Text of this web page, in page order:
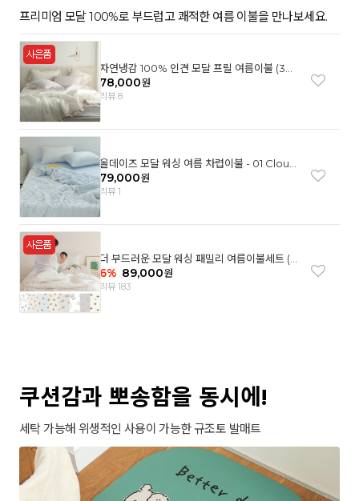
프리미엄 모달 100%로 부드럽고 쾌적한 여름 이불을 만나보세요.
자연냉감 100% 인견 모달 프릴 여름이불 (3컬
러)
78,000원
리뷰 8
올데이즈 모달 워싱 여름 차렵이불 - 01 Cloud
garden(SS)
79,000원
리뷰 1
더 부드러운 모달 워싱 패밀리 여름이불세트 (8
컬러)
6% 89,000원
리뷰 183
쿠션감과 뽀송함을 동시에!
세탁 가능해 위생적인 사용이 가능한 규조토 발매트